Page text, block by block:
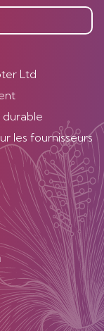
Ltd
les fournisseurs